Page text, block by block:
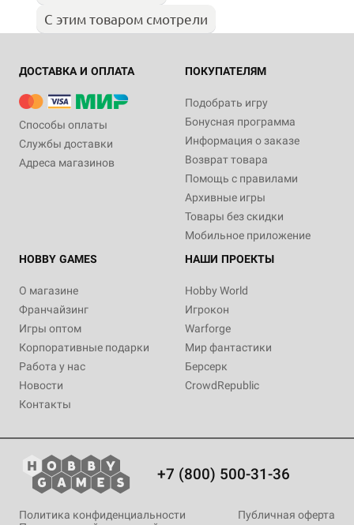
С этим товаром смотрели
ДОСТАВКА И ОПЛАТА
Способы оплаты
Службы доставки
Адреса магазинов
ПОКУПАТЕЛЯМ
Подобрать игру
Бонусная программа
Информация о заказе
Возврат товара
Помощь с правилами
Архивные игры
Товары без скидки
Мобильное приложение
HOBBY GAMES
О магазине
Франчайзинг
Игры оптом
Корпоративные подарки
Работа у нас
Новости
Контакты
НАШИ ПРОЕКТЫ
Hobby World
Игрокон
Warforge
Мир фантастики
Берсерк
CrowdRepublic
+7 (800) 500-31-36
Политика конфиденциальности
Публичная оферта